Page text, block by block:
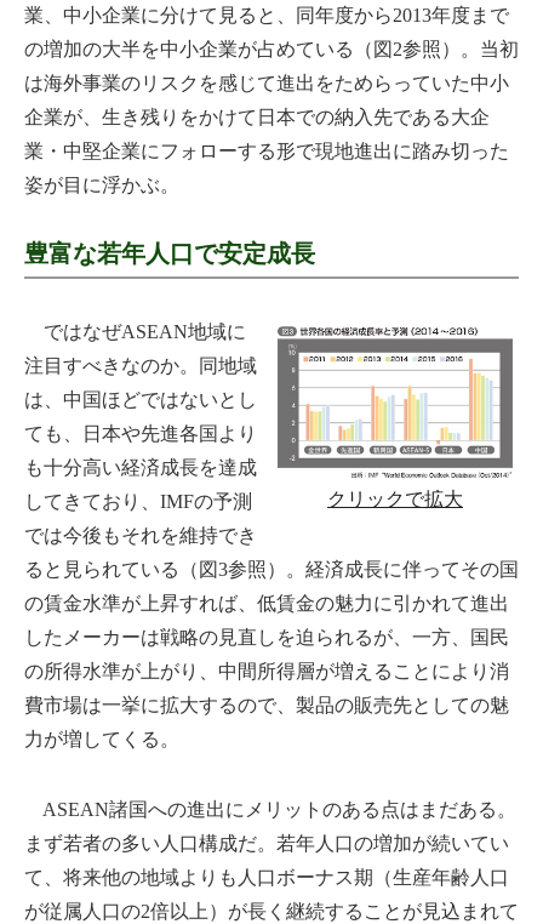
業、中小企業に分けて見ると、同年度から2013年度まで
の増加の大半を中小企業が占めている（図2参照）。当初
は海外事業のリスクを感じて進出をためらっていた中小
企業が、生き残りをかけて日本での納入先である大企
業・中堅企業にフォローする形で現地進出に踏み切った
姿が目に浮かぶ。
豊富な若年人口で安定成長
クリックで拡大
ではなぜASEAN地域に
注目すべきなのか。同地域
は、中国ほどではないとし
ても、日本や先進各国より
も十分高い経済成長を達成
してきており、IMFの予測
では今後もそれを維持でき
ると見られている（図3参照）。経済成長に伴ってその国
の賃金水準が上昇すれば、低賃金の魅力に引かれて進出
したメーカーは戦略の見直しを迫られるが、一方、国民
の所得水準が上がり、中間所得層が増えることにより消
費市場は一挙に拡大するので、製品の販売先としての魅
力が増してくる。
ASEAN諸国への進出にメリットのある点はまだある。
まず若者の多い人口構成だ。若年人口の増加が続いてい
て、将来他の地域よりも人口ボーナス期（生産年齢人口
が従属人口の2倍以上）が長く継続することが見込まれて